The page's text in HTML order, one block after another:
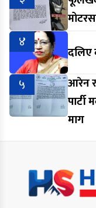
४
दलिए
५
आरेन
माग